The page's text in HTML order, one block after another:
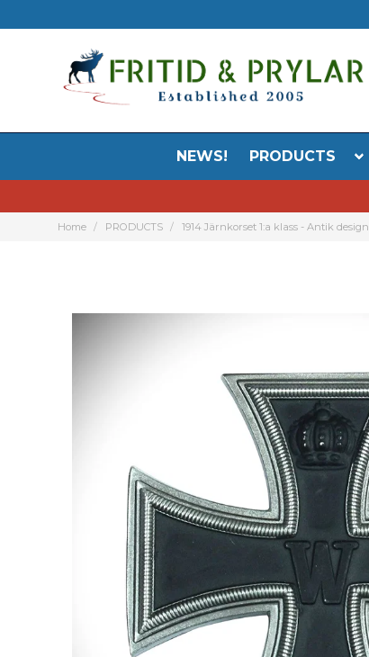
NEWS! PRODUCTS
Home PRODUCTS 1914 Järnkorset 1:a klass - Antik design